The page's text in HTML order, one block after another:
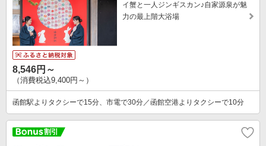
イ蟹と一人ジンギスカン♪自家源泉が魅
力の最上階大浴場
8,546円～
（消費税込9,400円～）
函館駅よりタクシーで15分、市電で30分／函館空港よりタクシーで10分